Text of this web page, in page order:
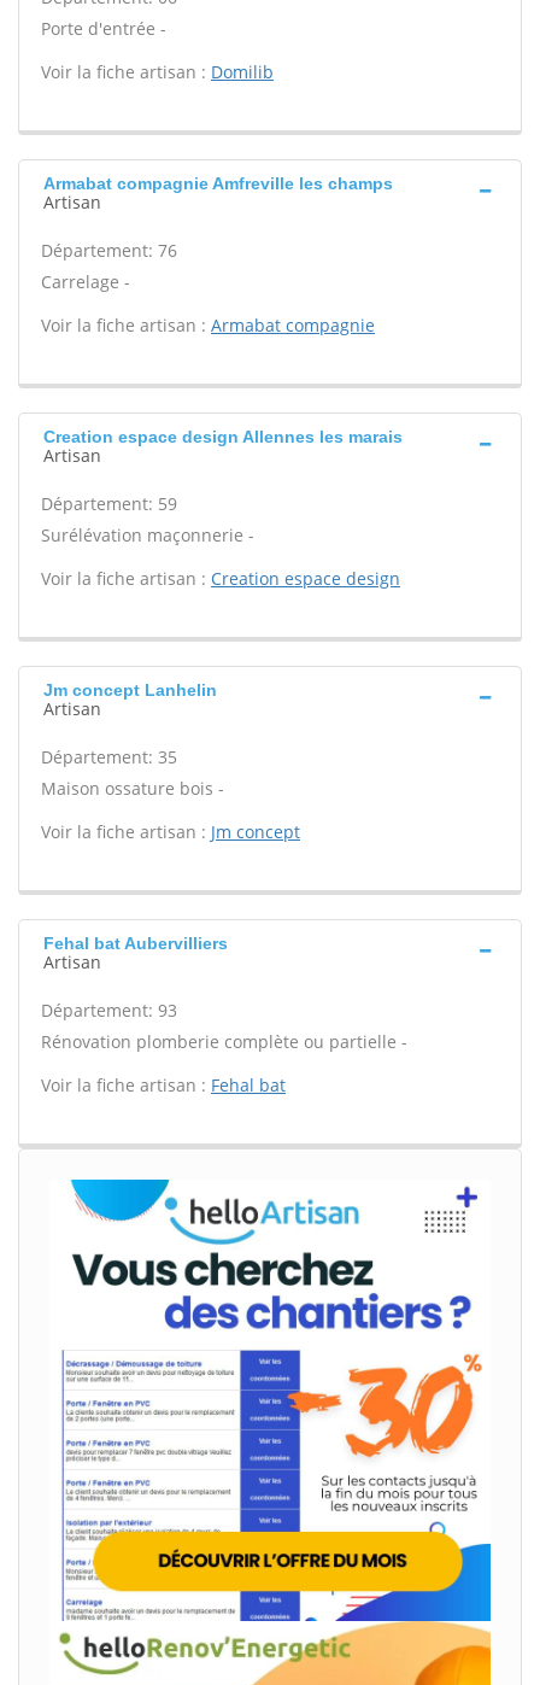
Porte d'entrée -
Voir la fiche artisan : Domilib
Armabat compagnie Amfreville les champs
Artisan
Département: 76
Carrelage -
Voir la fiche artisan : Armabat compagnie
Creation espace design Allennes les marais
Artisan
Département: 59
Surélévation maçonnerie -
Voir la fiche artisan : Creation espace design
Jm concept Lanhelin
Artisan
Département: 35
Maison ossature bois -
Voir la fiche artisan : Jm concept
Fehal bat Aubervilliers
Artisan
Département: 93
Rénovation plomberie complète ou partielle -
Voir la fiche artisan : Fehal bat